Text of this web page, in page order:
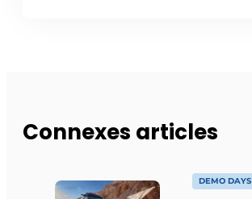
Connexes articles
DEMO DAYS